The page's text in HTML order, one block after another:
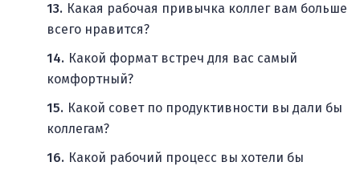
Какая рабочая привычка коллег вам больше
всего нравится?
Какой формат встреч для вас самый
комфортный?
Какой совет по продуктивности вы дали бы
коллегам?
Какой рабочий процесс вы хотели бы